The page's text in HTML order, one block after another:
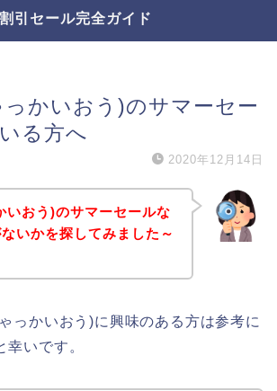
割引セール完全ガイド
かいおう)のサマーセー
る方へ
2020年12月14日
いおう)のサマーセールな
いかを探してみました～
っかいおう)に興味のある方は参考に
幸いです。